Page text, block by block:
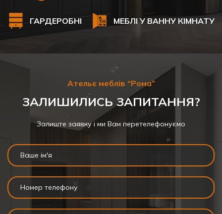
ГАРДЕРОБНІ МЕБЛІ У ВАННУ КІМНАТУ
Ательє меблів “Рома”
ЗАЛИШИЛИСЬ ЗАПИТАННЯ?
Залиште заявку і ми Вам перетелефонуємо